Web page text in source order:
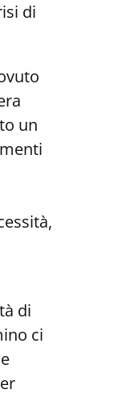
di
un
di
ci